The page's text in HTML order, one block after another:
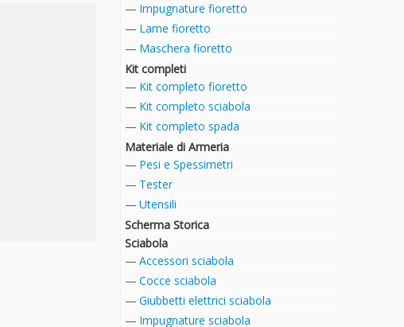
Impugnature fioretto
Lame fioretto
Maschera fioretto
Kit completi
Kit completo fioretto
Kit completo sciabola
Kit completo spada
Materiale di Armeria
Pesi e Spessimetri
Tester
Utensili
Scherma Storica
Sciabola
Accessori sciabola
Cocce sciabola
Giubbetti elettrici sciabola
Impugnature sciabola